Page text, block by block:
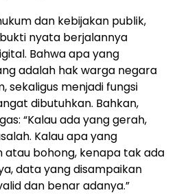
dan kebijakan publik,
nyata berjalannya
Bahwa apa yang
adalah hak warga negara
sekaligus menjadi fungsi
dibutuhkan. Bahkan,
“Kalau ada yang gerah,
Kalau apa yang
atau bohong, kenapa tak ada
data yang disampaikan
dan benar adanya.”